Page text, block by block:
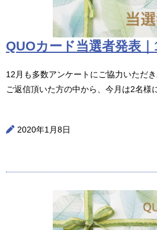
QUOカード当選者発表｜
12月も多数アンケートにご協力いただ
ご返信頂いた方の中から、今月は2名様
2020年1月8日